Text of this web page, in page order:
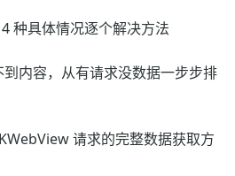
种具体情况逐个解决方法
内容，从有请求没数据一步步排
请求的完整数据获取方